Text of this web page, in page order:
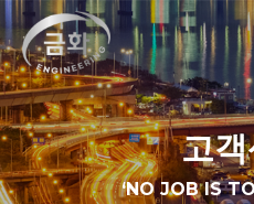
고
‘NO JOB IS